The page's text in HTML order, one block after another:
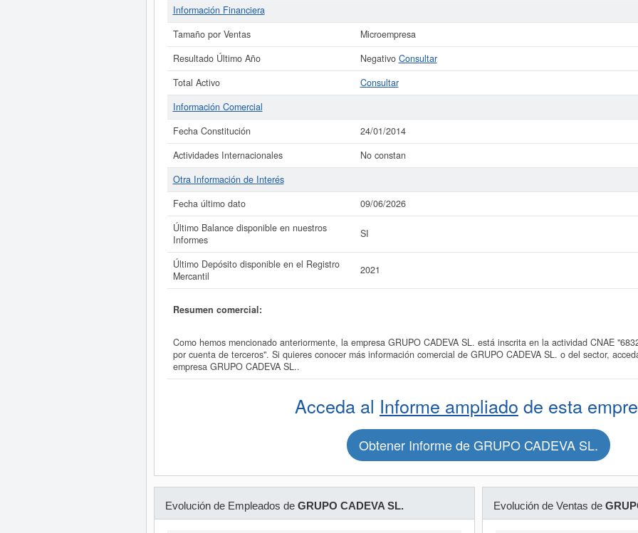
Información Financiera
Tamaño por Ventas
Microempresa
Resultado Último Año
Negativo Consultar
Total Activo
Consultar
Información Comercial
Fecha Constitución
24/01/2014
Actividades Internacionales
No constan
Otra Información de Interés
Fecha último dato
09/06/2026
Último Balance disponible en nuestros
Informes
SI
Último Depósito disponible en el Registro
Mercantil
2021
Resumen comercial:
Como hemos mencionado anteriormente, la empresa GRUPO CADEVA SL. está inscrita en la actividad CNAE
por cuenta de terceros". Si quieres conocer más información comercial de GRUPO CADEVA SL. o del sector,
empresa GRUPO CADEVA SL..
Acceda al Informe ampliado de esta
Obtener Informe de GRUPO CADEVA SL.
Evolución de Empleados de GRUPO CADEVA SL. Evolución de Ventas de